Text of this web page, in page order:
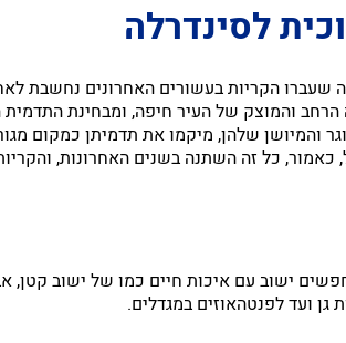
לסינדרלה
שעברו הקריות בעשורים האחרונים נחשבת
הרחב והמוצק של העיר חיפה, ומבחינת התדמית
והמיושן שלהן, מיקמו את תדמיתן כמקום
כאמור, כל זה השתנה בשנים האחרונות,
ישוב עם איכות חיים כמו של ישוב קטן,
גן ועד לפנטהאוזים במגדלים.